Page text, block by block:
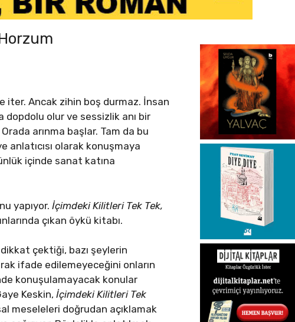
iter. Ancak zihin boş durmaz. İnsan
olur ve sessizlik anı bir
arınma başlar. Tam da bu
olarak konuşmaya
içinde sanat katına
yapıyor.İçimdeki Kilitleri Tek Tek,
çıkan öykü kitabı.
çektiği, bazı şeylerin
ifade edilemeyeceğini onların
konuşulamayacak konular
Keskin,İçimdeki Kilitleri Tek
meseleleri doğrudan açıklamak